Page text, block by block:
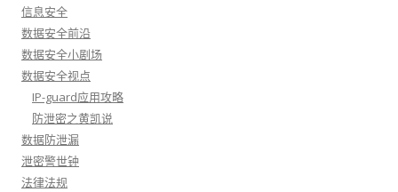
信息安全
数据安全前沿
数据安全小剧场
数据安全视点
IP-guard应用攻略
防泄密之黄凯说
数据防泄漏
泄密警世钟
法律法规